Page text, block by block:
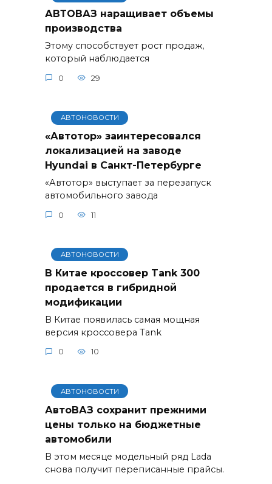
АВТОВАЗ наращивает объемы
производства
Этому способствует рост продаж,
который наблюдается
0 29
АВТОНОВОСТИ
«Автотор» заинтересовался
локализацией на заводе
Hyundai в Санкт-Петербурге
«Автотор» выступает за перезапуск
автомобильного завода
0 11
АВТОНОВОСТИ
В Китае кроссовер Tank 300
продается в гибридной
модификации
В Китае появилась самая мощная
версия кроссовера Tank
0 10
АВТОНОВОСТИ
АвтоВАЗ сохранит прежними
цены только на бюджетные
автомобили
В этом месяце модельный ряд Lada
снова получит переписанные прайсы.